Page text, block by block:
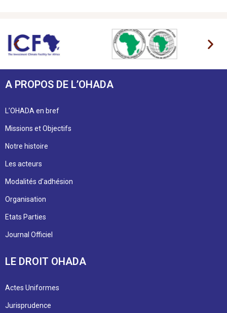
A PROPOS DE L’OHADA
L’OHADA en bref
Missions et Objectifs
Notre histoire
Les acteurs
Modalités d’adhésion
Organisation
Etats Parties
Journal Officiel
LE DROIT OHADA
Actes Uniformes
Jurisprudence